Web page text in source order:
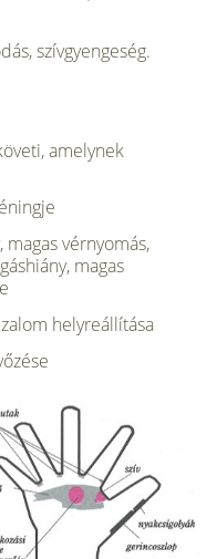
szívgyengeség.
amelynek
vérnyomás,
magas
helyreállítása